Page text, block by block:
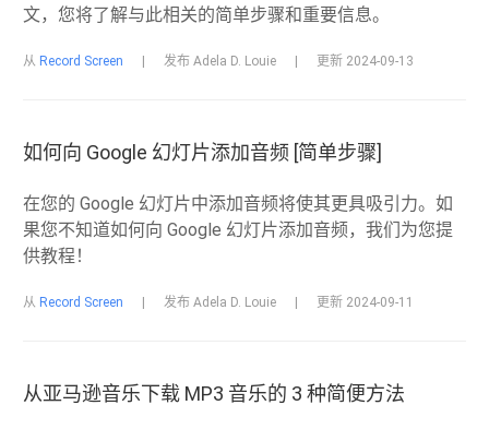
文，您将了解与此相关的简单步骤和重要信息。
从 Record Screen 发布 Adela D. Louie 更新 2024-09-13
如何向 Google 幻灯片添加音频 [简单步骤]
在您的 Google 幻灯片中添加音频将使其更具吸引力。如
果您不知道如何向 Google 幻灯片添加音频，我们为您提
供教程！
从 Record Screen 发布 Adela D. Louie 更新 2024-09-11
从亚马逊音乐下载 MP3 音乐的 3 种简便方法